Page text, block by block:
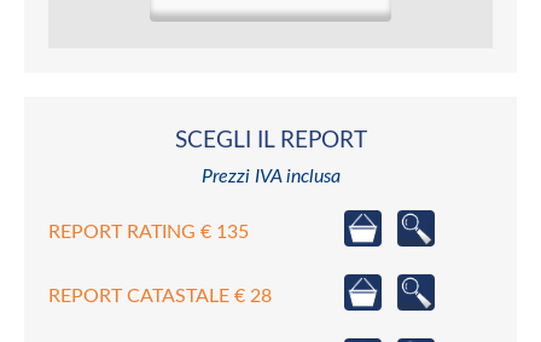
SCEGLI IL REPORT
Prezzi IVA inclusa
REPORT RATING € 135
REPORT CATASTALE € 28